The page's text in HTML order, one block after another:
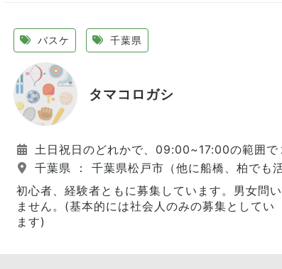
バスケ 千葉県
タマコロガシ
土日祝日のどれかで、09:00~17:00の範囲で
千葉県 ： 千葉県松戸市（他に船橋、柏でも
初心者、経験者ともに募集しています。男女問い
ません。(基本的には社会人のみの募集としてい
ます)